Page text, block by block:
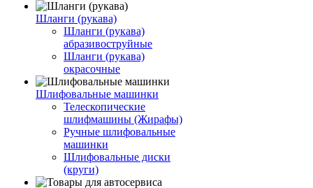
Шланги (рукава)
Шланги (рукава)
абразивоструйные
Шланги (рукава)
окрасочные
Шлифовальные машинки
Телескопические
шлифмашины (Жирафы)
Ручные шлифовальные
машинки
Шлифовальные диски
(круги)